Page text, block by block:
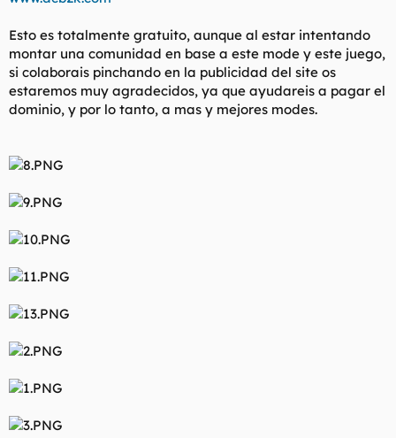
Esto es totalmente gratuito, aunque al estar intentando
montar una comunidad en base a este mode y este juego,
si colaborais pinchando en la publicidad del site os
estaremos muy agradecidos, ya que ayudareis a pagar el
dominio, y por lo tanto, a mas y mejores modes.